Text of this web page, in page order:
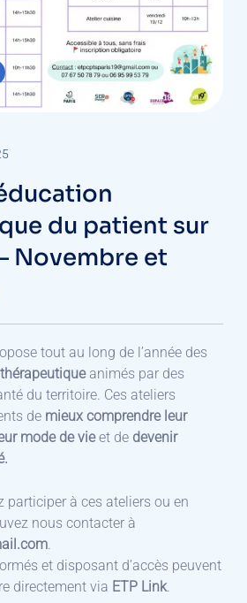
du patient sur
Novembre et
tout au long de l’année des
animés par des
du territoire. Ces ateliers
de mieux comprendre leur
mode de vieet de devenir
participer à ces ateliers ou en
nous contacter à
.
et disposant d’accès peuvent
directement via ETP Link.